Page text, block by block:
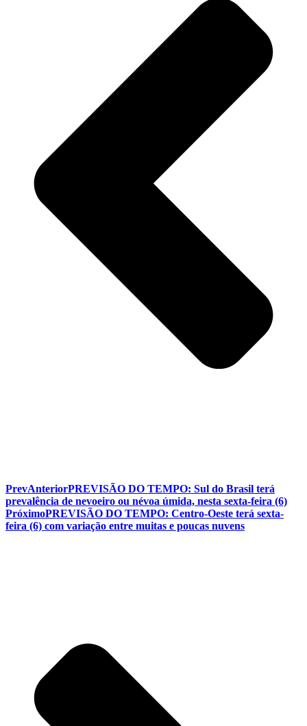
PrevAnteriorPREVISÃO DO TEMPO: Sul do Brasil terá
prevalência de nevoeiro ou névoa úmida, nesta sexta-feira (6)
PróximoPREVISÃO DO TEMPO: Centro-Oeste terá sexta-
feira (6) com variação entre muitas e poucas nuvens